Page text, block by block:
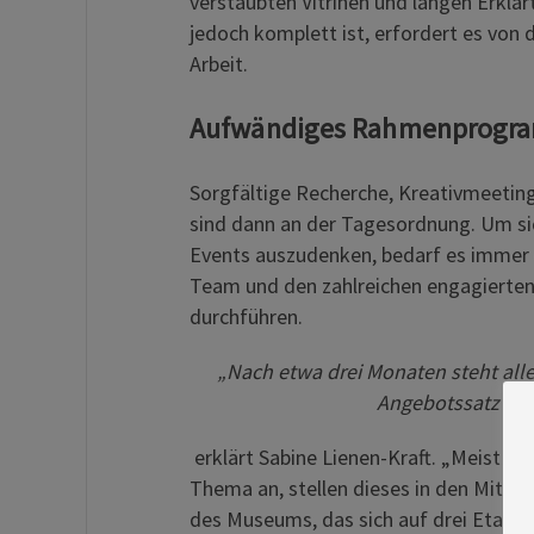
jedoch komplett ist, erfordert es von
Arbeit.
Aufwändiges
Sorgfältige Recherche,
sind dann an der Tagesordnung. Um
Events auszudenken, bedarf es
Team und den zahlreichen
durchführen.
„Nach etwa drei Monaten steht
Angebotssatz für
erklärt Sabine Lienen-Kraft. „Meist
Thema an, stellen dieses in den
des Museums, das sich auf drei